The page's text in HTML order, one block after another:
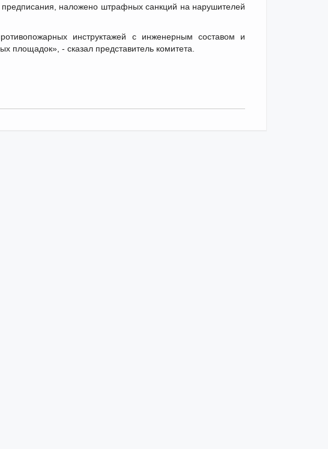
наложено штрафных санкций на нарушителей
инструктажей с инженерным составом и
площадок», - сказал представитель комитета.